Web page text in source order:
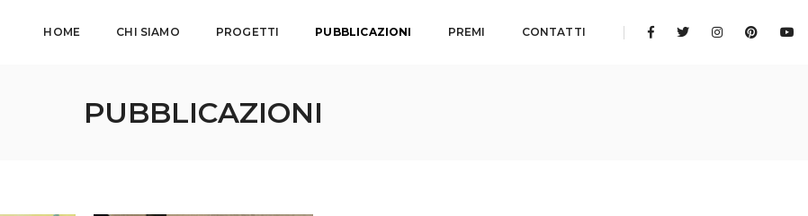
HOME CHI SIAMO PROGETTI PUBBLICAZIONI PREMI CONTATTI
PUBBLICAZIONI